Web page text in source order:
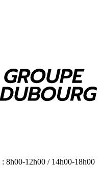
8h00-12h00 / 14h00-18h00